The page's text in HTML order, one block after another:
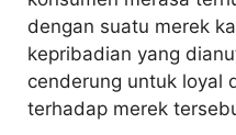
dengan suatu merek
kepribadian yang
cenderung untuk loyal
terhadap merek